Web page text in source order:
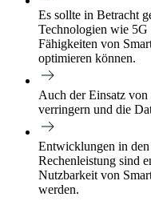
Es sollte in Betracht
Technologien wie 5G
Fähigkeiten von
optimieren können.
Auch der Einsatz
verringern und die
Entwicklungen in
Rechenleistung sind
Nutzbarkeit von
werden.